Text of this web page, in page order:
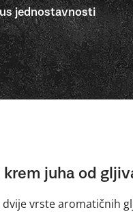
jednostavnosti
krem juha od
vrste aromatičnih